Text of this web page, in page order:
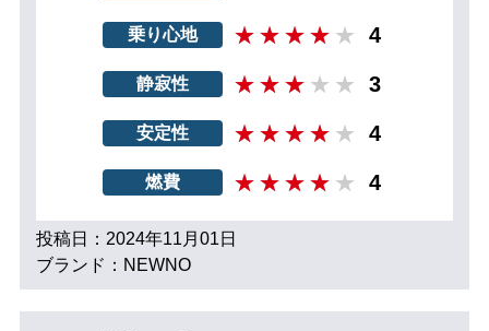
乗り心地 4
静寂性 3
安定性 4
燃費 4
投稿日：2024年11月01日
ブランド：NEWNO